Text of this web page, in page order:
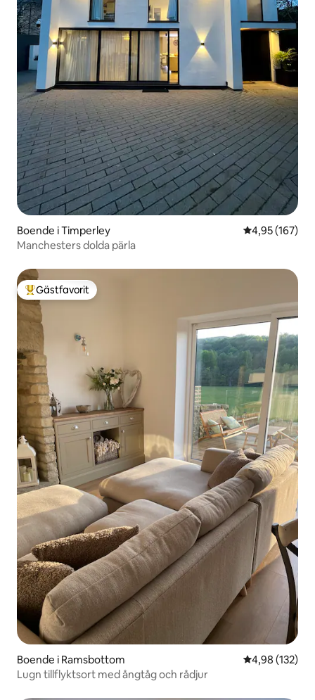
Boende i Timperley 4,95 av 5 i
4,95 (167)
Manchesters dolda pärla
Populär gästfavorit
Gästfavorit
Boende i Ramsbottom 4,98 av 5 i
4,98 (132)
Lugn tillflyktsort med ångtåg och rådjur